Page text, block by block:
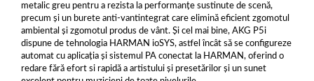
metalic greu pentru a rezista la performanțe sustinute de scenă,
precum și un burete anti-vantintegrat care elimină eficient zgomotul
ambiental și zgomotul produs de vânt. Și cel mai bine, AKG P5i
dispune de tehnologia HARMAN ioSYS, astfel încât să se configureze
automat cu aplicația și sistemul PA conectat la HARMAN, oferind o
redare fără efort si rapidă a artistului și presetărilor și un sunet